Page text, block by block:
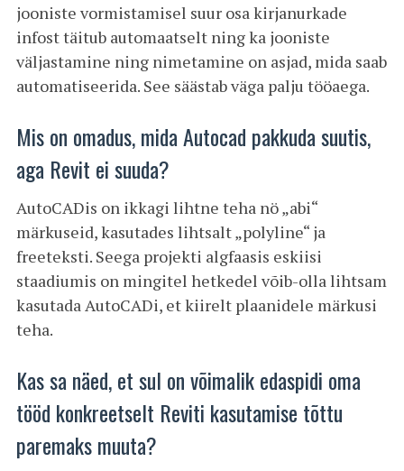
jooniste vormistamisel suur osa kirjanurkade
infost täitub automaatselt ning ka jooniste
väljastamine ning nimetamine on asjad, mida saab
automatiseerida. See säästab väga palju tööaega.
Mis on omadus, mida Autocad pakkuda suutis,
aga Revit ei suuda?
AutoCADis on ikkagi lihtne teha nö „abi“
märkuseid, kasutades lihtsalt „polyline“ ja
freeteksti. Seega projekti algfaasis eskiisi
staadiumis on mingitel hetkedel võib-olla lihtsam
kasutada AutoCADi, et kiirelt plaanidele märkusi
teha.
Kas sa näed, et sul on võimalik edaspidi oma
tööd konkreetselt Reviti kasutamise tõttu
paremaks muuta?